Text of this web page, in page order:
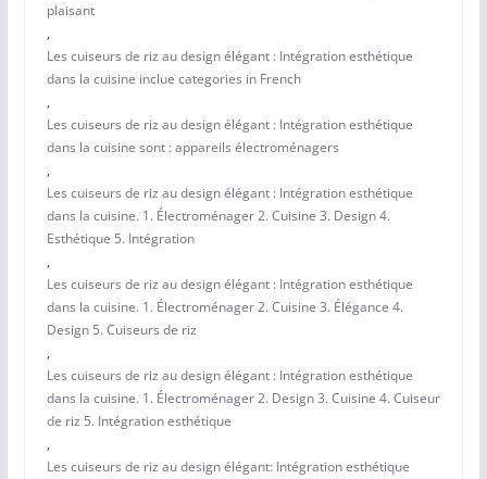
plaisant
,
Les cuiseurs de riz au design élégant : Intégration esthétique
dans la cuisine inclue categories in French
,
Les cuiseurs de riz au design élégant : Intégration esthétique
dans la cuisine sont : appareils électroménagers
,
Les cuiseurs de riz au design élégant : Intégration esthétique
dans la cuisine. 1. Électroménager 2. Cuisine 3. Design 4.
Esthétique 5. Intégration
,
Les cuiseurs de riz au design élégant : Intégration esthétique
dans la cuisine. 1. Électroménager 2. Cuisine 3. Élégance 4.
Design 5. Cuiseurs de riz
,
Les cuiseurs de riz au design élégant : Intégration esthétique
dans la cuisine. 1. Électroménager 2. Design 3. Cuisine 4. Cuiseur
de riz 5. Intégration esthétique
,
Les cuiseurs de riz au design élégant: Intégration esthétique